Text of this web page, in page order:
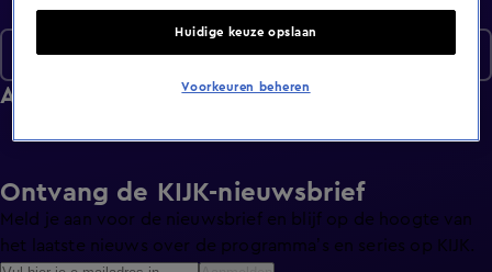
Afleveringen
Seizoen 1
Ontvang de KIJK-nieuwsbrief
Meld je aan voor de nieuwsbrief en blijf op de hoogte van
het laatste nieuws over de programma’s en series op KIJK.
Huidige keuze opslaan
Voorkeuren beheren